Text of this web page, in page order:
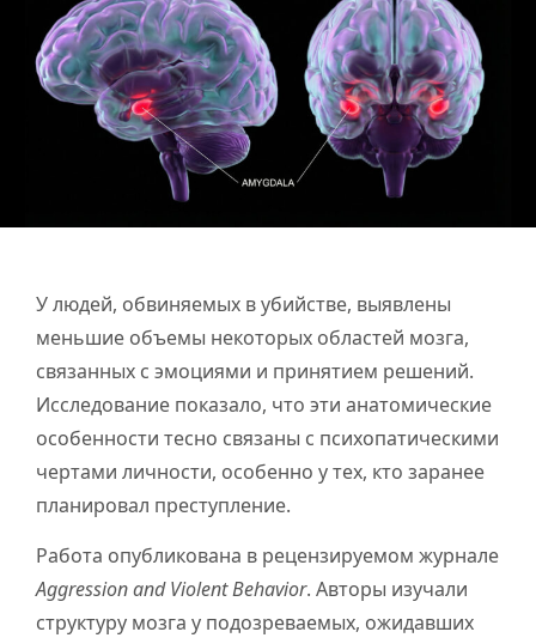
У людей, обвиняемых в убийстве, выявлены
меньшие объемы некоторых областей мозга,
связанных с эмоциями и принятием решений.
Исследование показало, что эти анатомические
особенности тесно связаны с психопатическими
чертами личности, особенно у тех, кто заранее
планировал преступление.
Работа опубликована в рецензируемом журнале
Aggression and Violent Behavior. Авторы изучали
структуру мозга у подозреваемых, ожидавших